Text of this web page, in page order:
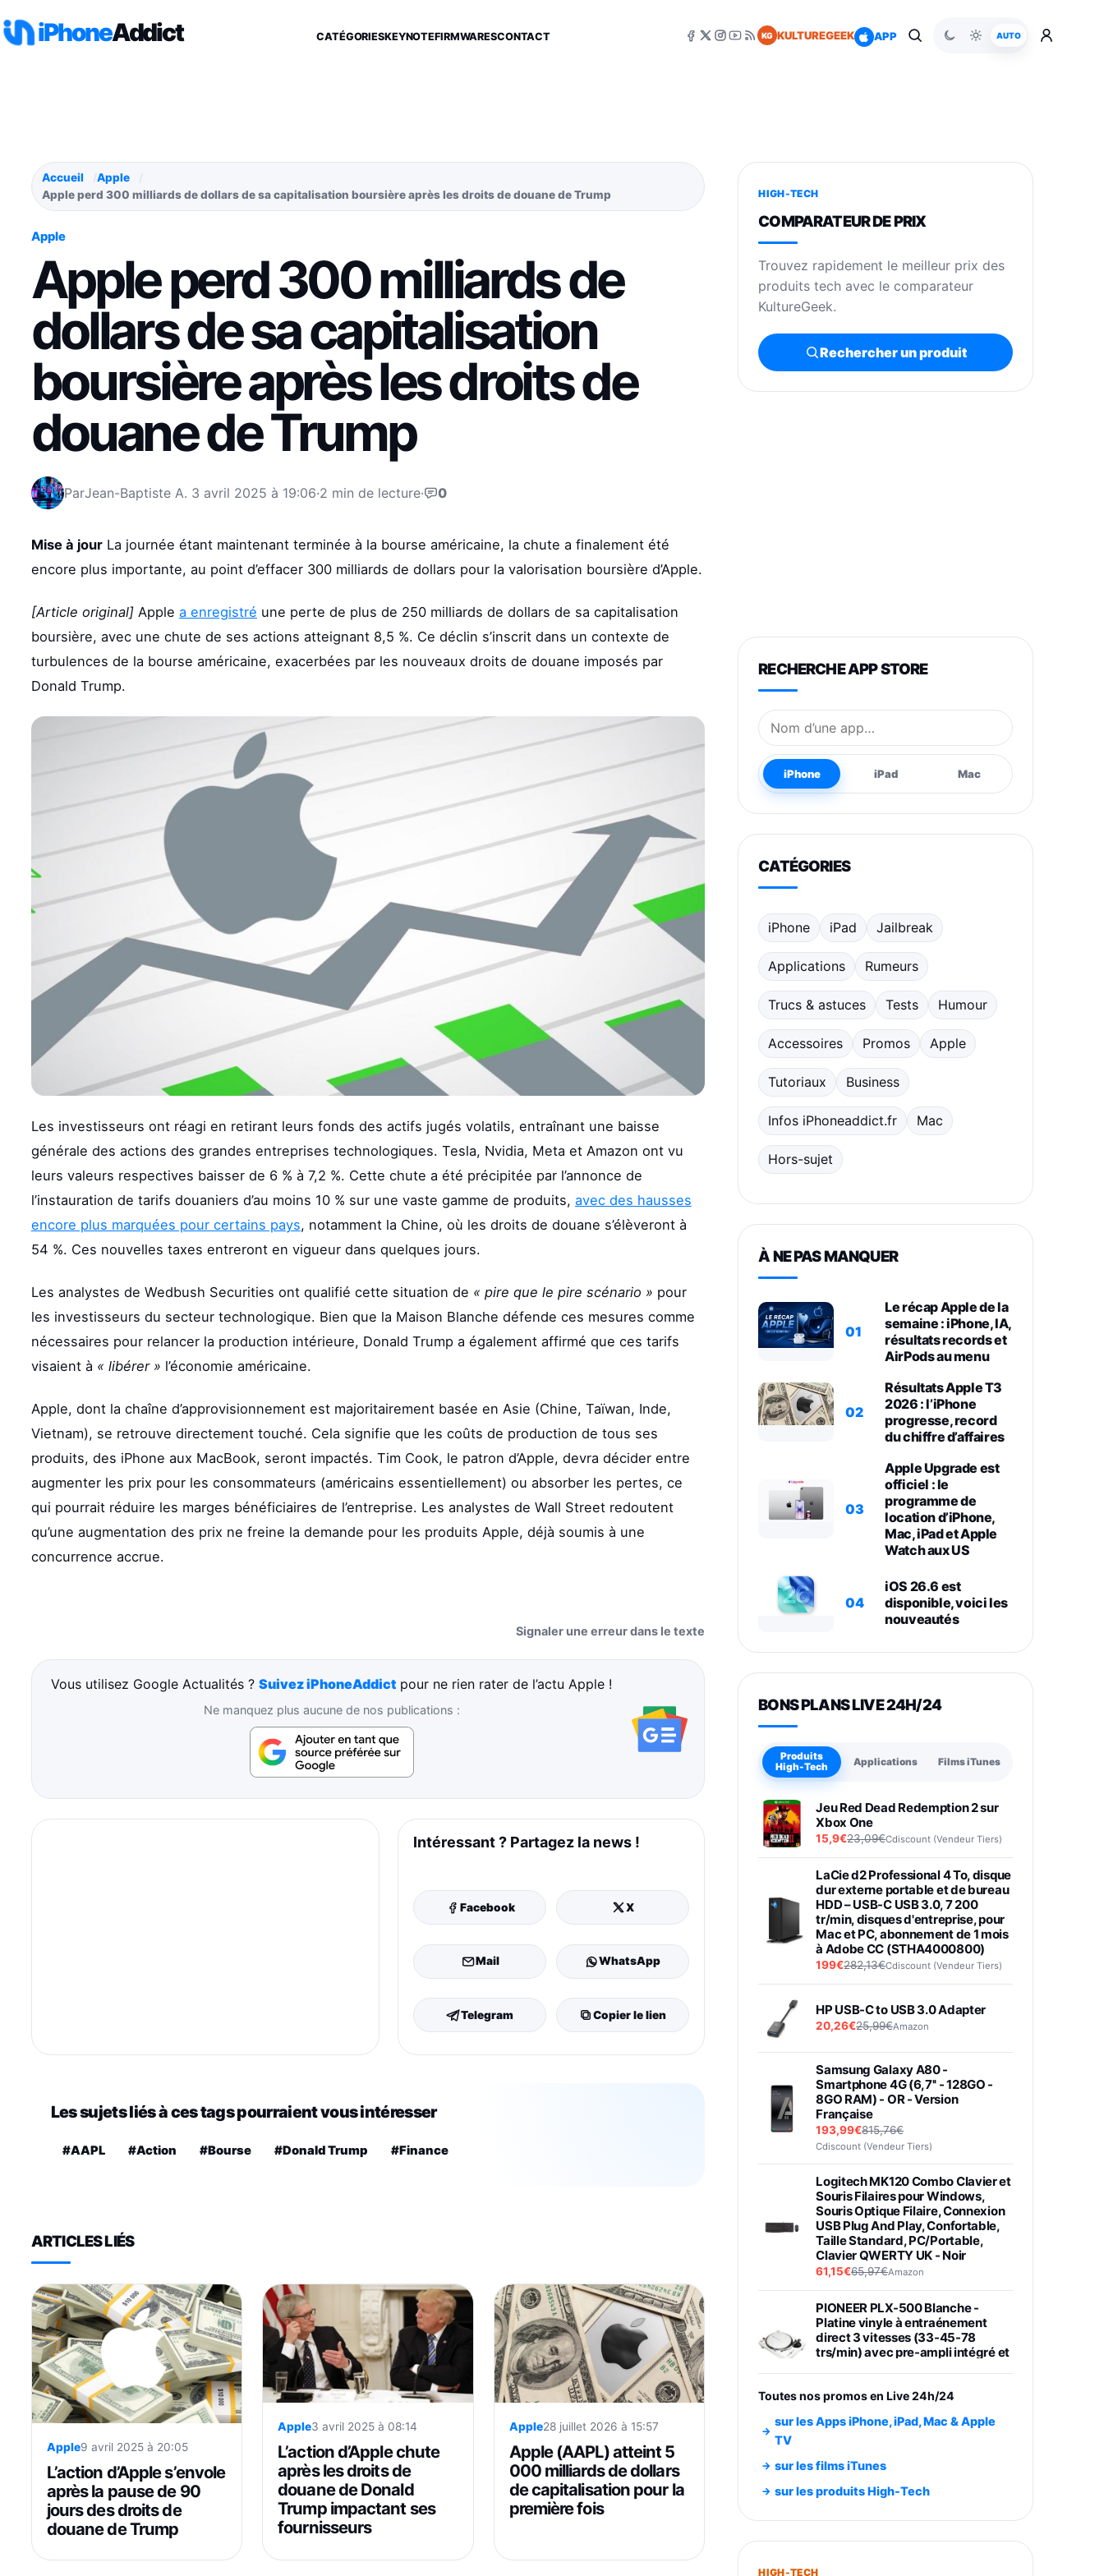
iPhoneAddict CATÉGORIESKEYNOTEFIRMWARESCONTACT KG KULTUREGEEK APP AUTO
Accueil
Apple
Apple perd 300 milliards de dollars de sa capitalisation boursière après les droits de douane de Trump
Apple
Apple perd 300 milliards de
dollars de sa capitalisation
boursière après les droits de
douane de Trump
ParJean-Baptiste A. 3 avril 2025 à 19:06·2 min de lecture· 0
Mise à jourLa journée étant maintenant terminée à la bourse américaine, la chute a finalement été
encore plus importante, au point d’effacer 300 milliards de dollars pour la valorisation boursière d’Apple.
[Article original]Apple a enregistré une perte de plus de 250 milliards de dollars de sa capitalisation
boursière, avec une chute de ses actions atteignant 8,5 %. Ce déclin s’inscrit dans un contexte de
turbulences de la bourse américaine, exacerbées par les nouveaux droits de douane imposés par
Donald Trump.
Les investisseurs ont réagi en retirant leurs fonds des actifs jugés volatils, entraînant une baisse
générale des actions des grandes entreprises technologiques. Tesla, Nvidia, Meta et Amazon ont vu
leurs valeurs respectives baisser de 6 % à 7,2 %. Cette chute a été précipitée par l’annonce de
l’instauration de tarifs douaniers d’au moins 10 % sur une vaste gamme de produits, avec des hausses
encore plus marquées pour certains pays, notamment la Chine, où les droits de douane s’élèveront à
54 %. Ces nouvelles taxes entreront en vigueur dans quelques jours.
Les analystes de Wedbush Securities ont qualifié cette situation de « pire que le pire scénario » pour
les investisseurs du secteur technologique. Bien que la Maison Blanche défende ces mesures comme
nécessaires pour relancer la production intérieure, Donald Trump a également affirmé que ces tarifs
visaient à « libérer » l’économie américaine.
Apple, dont la chaîne d’approvisionnement est majoritairement basée en Asie (Chine, Taïwan, Inde,
Vietnam), se retrouve directement touché. Cela signifie que les coûts de production de tous ses
produits, des iPhone aux MacBook, seront impactés. Tim Cook, le patron d’Apple, devra décider entre
augmenter les prix pour les consommateurs (américains essentiellement) ou absorber les pertes, ce
qui pourrait réduire les marges bénéficiaires de l’entreprise. Les analystes de Wall Street redoutent
qu’une augmentation des prix ne freine la demande pour les produits Apple, déjà soumis à une
concurrence accrue.
Signaler une erreur dans le texte
Vous utilisez Google Actualités ?Suivez iPhoneAddict pour ne rien rater de l’actu Apple !
Ne manquez plus aucune de nos publications :
Intéressant ? Partagez la news !
Facebook X
Mail WhatsApp
Telegram Copier le lien
Les sujets liés à ces tags pourraient vous intéresser
#AAPL #Action #Bourse #Donald Trump #Finance
ARTICLES LIÉS
Apple9 avril 2025 à 20:05
L’action d’Apple s’envole
après la pause de 90
jours des droits de
douane de Trump
Apple3 avril 2025 à 08:14
L’action d’Apple chute
après les droits de
douane de Donald
Trump impactant ses
fournisseurs
Apple28 juillet 2026 à 15:57
Apple (AAPL) atteint 5
000 milliards de dollars
de capitalisation pour la
première fois
HIGH-TECH
COMPARATEUR DE PRIX
Trouvez rapidement le meilleur prix des
produits tech avec le comparateur
KultureGeek.
Rechercher un produit
RECHERCHE APP STORE
Nom de l’application
iPhone iPad Mac
CATÉGORIES
iPhone iPad Jailbreak
Applications Rumeurs
Trucs & astuces Tests Humour
Accessoires Promos Apple
Tutoriaux Business
Infos iPhoneaddict.fr Mac
Hors-sujet
À NE PAS MANQUER
01
Le récap Apple de la
semaine : iPhone, IA,
résultats records et
AirPods au menu
02
Résultats Apple T3
2026 : l’iPhone
progresse, record
du chiffre d’affaires
03
Apple Upgrade est
officiel : le
programme de
location d’iPhone,
Mac, iPad et Apple
Watch aux US
04
iOS 26.6 est
disponible, voici les
nouveautés
BONS PLANS LIVE 24H/24
Produits
High-Tech
Applications Films iTunes
Jeu Red Dead Redemption 2 sur
Xbox One
15,9€23,09€Cdiscount (Vendeur Tiers)
LaCie d2 Professional 4 To, disque
dur externe portable et de bureau
HDD – USB-C USB 3.0, 7 200
tr/min, disques d'entreprise, pour
Mac et PC, abonnement de 1 mois
à Adobe CC (STHA4000800)
199€282,13€Cdiscount (Vendeur Tiers)
HP USB-C to USB 3.0 Adapter
20,26€25,99€Amazon
Samsung Galaxy A80 -
Smartphone 4G (6,7'' - 128GO -
8GO RAM) - OR - Version
Française
193,99€815,76€
Cdiscount (Vendeur Tiers)
Logitech MK120 Combo Clavier et
Souris Filaires pour Windows,
Souris Optique Filaire, Connexion
USB Plug And Play, Confortable,
Taille Standard, PC/Portable,
Clavier QWERTY UK - Noir
61,15€65,97€Amazon
PIONEER PLX-500 Blanche -
Platine vinyle à entraénement
direct 3 vitesses (33-45-78
trs/min) avec pre-ampli intégré et
Smartphone SAMSUNG Galaxy
Smartphone SAMSUNG Galaxy
S26+ Violet 256Go
749,99€1240,43€Fnac (Vendeur Tiers)
Toutes nos promos en Live 24h/24
sur les Apps iPhone, iPad, Mac & Apple
TV
sur les films iTunes
sur les produits High-Tech
HIGH-TECH